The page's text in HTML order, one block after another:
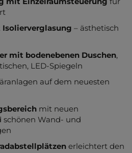
Isolierverglasung – ästhetisch
mit bodenebenen Duschen,
LED-Spiegeln
auf dem neuesten
mit neuen
schönen Wand- und
erleichtert den